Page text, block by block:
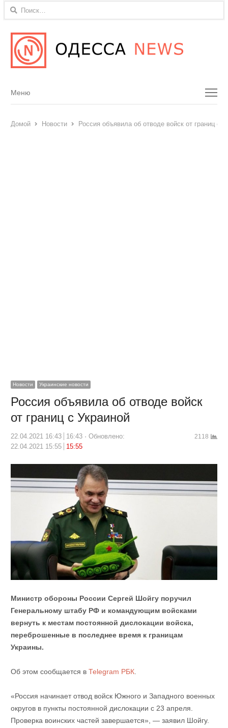
Найти:
Menu
Меню
Домой Новости Россия объявила об отводе войск от границ с
Новости Украинские новости
Россия объявила об отводе войск
от границ с Украиной
22.04.2021 16:43 16:43
Обновлено:
22.04.2021 15:55
15:55
2118
Министр обороны России Сергей Шойгу поручил
Генеральному штабу РФ и командующим войсками
вернуть к местам постоянной дислокации войска,
переброшенные в последнее время к границам
Украины.
Об этом сообщается в Теlegram РБК.
«Россия начинает отвод войск Южного и Западного военных
округов в пункты постоянной дислокации с 23 апреля.
Проверка воинских частей завершается», — заявил Шойгу.